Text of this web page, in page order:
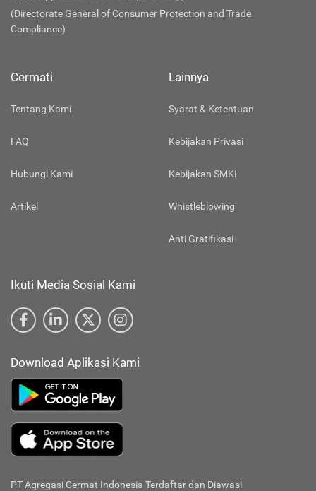
(Directorate General of Consumer Protection and Trade
Compliance)
Cermati
Tentang Kami
FAQ
Hubungi Kami
Artikel
Lainnya
Syarat & Ketentuan
Kebijakan Privasi
Kebijakan SMKI
Whistleblowing
Anti Gratifikasi
Ikuti Media Sosial Kami
Download Aplikasi Kami
PT Agregasi Cermat Indonesia Terdaftar dan Diawasi